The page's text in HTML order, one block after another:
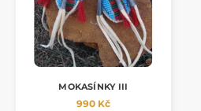
MOKASÍNKY III
990 Kč